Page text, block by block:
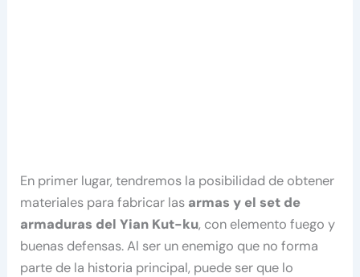
En primer lugar, tendremos la posibilidad de obtener
materiales para fabricar las armas y el set de
armaduras del Yian Kut-ku, con elemento fuego y
buenas defensas. Al ser un enemigo que no forma
parte de la historia principal, puede ser que lo